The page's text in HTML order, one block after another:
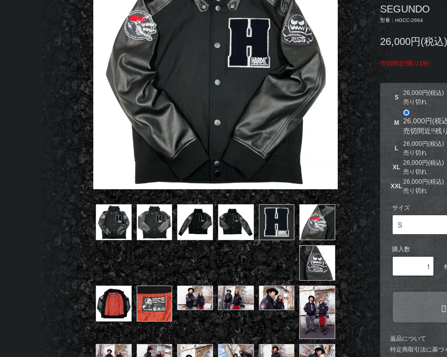
SEGUNDO
型番：HGCC-2664
26,000円(税込)
売切間近!!残り1枚!
S
26,000円(税込)
売り切れ
M
26,000円(税
売切間近!!残
L
26,000円(税込)
売り切れ
XL
26,000円(税込)
売り切れ
XXL
26,000円(税込)
売り切れ
サイズ
購入数
返品について
特定商取引法に基づ